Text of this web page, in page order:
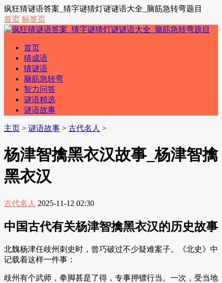
疯狂猜谜语答案_猜字谜猜灯谜谜语大全_脑筋急转弯题目
首页 标签页
首页
猜成语
猜谜语
脑筋急转弯
智力问答
谜语精选
谜语故事
主页 > 谜语故事 > 古代名人 >
杨津智擒黑衣汉故事_杨津智擒
黑衣汉
古代名人 2025-11-12 02:30
中国古代有关杨津智擒黑衣汉的历史故事
北魏杨津任歧州刺史时，曾巧破过不少疑难案子。《北史》中
记载着这样一件事：
歧州有个武师，拳脚甚是了得，专事押镖行当。一次，受当地